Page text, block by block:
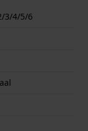
3/4/5/6